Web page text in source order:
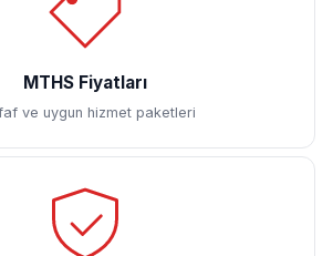
MTHS Fiyatları
ve uygun hizmet paketleri